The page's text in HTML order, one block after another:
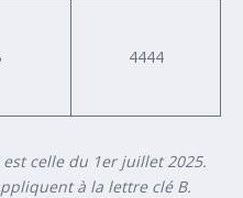
4444
celle du 1er juillet 2025.
à la lettre clé B.